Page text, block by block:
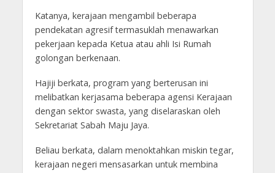
Katanya, kerajaan mengambil beberapa
pendekatan agresif termasuklah menawarkan
pekerjaan kepada Ketua atau ahli Isi Rumah
golongan berkenaan.
Hajiji berkata, program yang berterusan ini
melibatkan kerjasama beberapa agensi Kerajaan
dengan sektor swasta, yang diselaraskan oleh
Sekretariat Sabah Maju Jaya.
Beliau berkata, dalam menoktahkan miskin tegar,
kerajaan negeri mensasarkan untuk membina